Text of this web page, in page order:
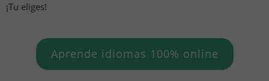
¡Tu eliges!
Aprende idiomas 100% online